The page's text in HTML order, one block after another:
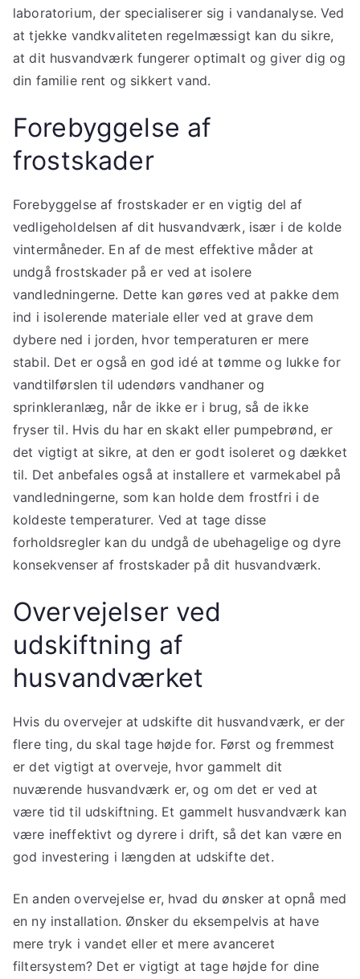
laboratorium, der specialiserer sig i vandanalyse. Ved
at tjekke vandkvaliteten regelmæssigt kan du sikre,
at dit husvandværk fungerer optimalt og giver dig og
din familie rent og sikkert vand.
Forebyggelse af
frostskader
Forebyggelse af frostskader er en vigtig del af
vedligeholdelsen af dit husvandværk, især i de kolde
vintermåneder. En af de mest effektive måder at
undgå frostskader på er ved at isolere
vandledningerne. Dette kan gøres ved at pakke dem
ind i isolerende materiale eller ved at grave dem
dybere ned i jorden, hvor temperaturen er mere
stabil. Det er også en god idé at tømme og lukke for
vandtilførslen til udendørs vandhaner og
sprinkleranlæg, når de ikke er i brug, så de ikke
fryser til. Hvis du har en skakt eller pumpebrønd, er
det vigtigt at sikre, at den er godt isoleret og dækket
til. Det anbefales også at installere et varmekabel på
vandledningerne, som kan holde dem frostfri i de
koldeste temperaturer. Ved at tage disse
forholdsregler kan du undgå de ubehagelige og dyre
konsekvenser af frostskader på dit husvandværk.
Overvejelser ved
udskiftning af
husvandværket
Hvis du overvejer at udskifte dit husvandværk, er der
flere ting, du skal tage højde for. Først og fremmest
er det vigtigt at overveje, hvor gammelt dit
nuværende husvandværk er, og om det er ved at
være tid til udskiftning. Et gammelt husvandværk kan
være ineffektivt og dyrere i drift, så det kan være en
god investering i længden at udskifte det.
En anden overvejelse er, hvad du ønsker at opnå med
en ny installation. Ønsker du eksempelvis at have
mere tryk i vandet eller et mere avanceret
filtersystem? Det er vigtigt at tage højde for dine